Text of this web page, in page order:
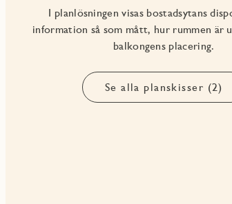
I planlösningen visas bostadsytans
information så som mått, hur rummen är
balkongens placering.
Se alla planskisser (2)